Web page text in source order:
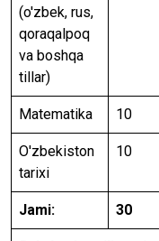
(o'zbek, rus,
qoraqalpoq
va boshqa
tillar)
Matematika 10
O'zbekiston
tarixi
10
Jami: 30